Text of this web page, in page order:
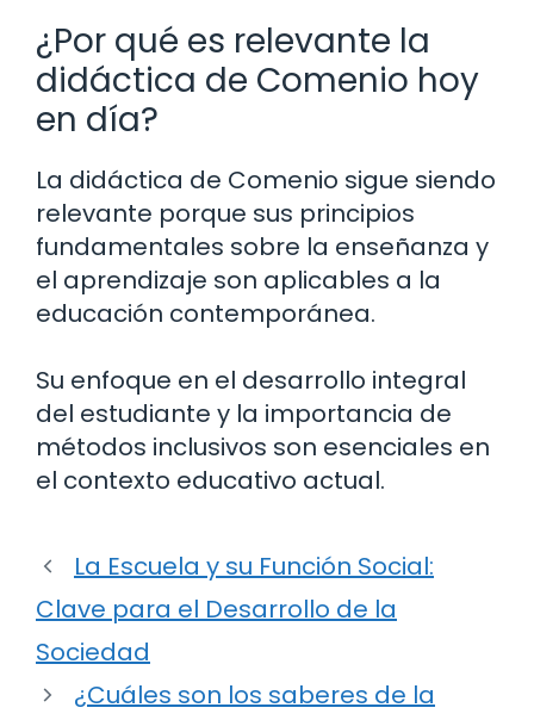
¿Por qué es relevante la
didáctica de Comenio hoy
en día?
La didáctica de Comenio sigue siendo
relevante porque sus principios
fundamentales sobre la enseñanza y
el aprendizaje son aplicables a la
educación contemporánea.
Su enfoque en el desarrollo integral
del estudiante y la importancia de
métodos inclusivos son esenciales en
el contexto educativo actual.
La Escuela y su Función Social:
Clave para el Desarrollo de la
Sociedad
¿Cuáles son los saberes de la